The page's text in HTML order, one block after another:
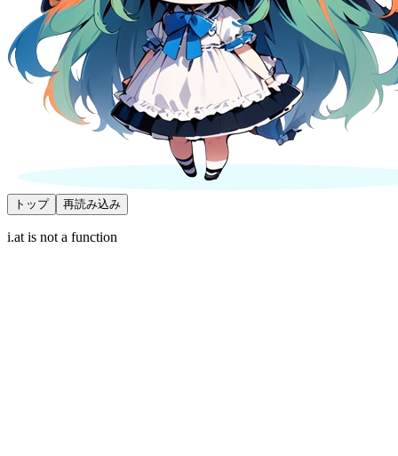
トップ 再読み込み
i.at is not a function